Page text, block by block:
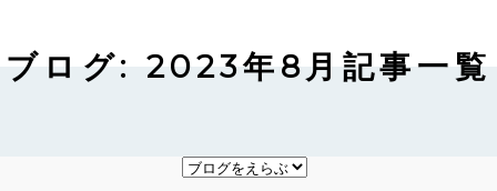
ブログ: 2023年8月記事一覧